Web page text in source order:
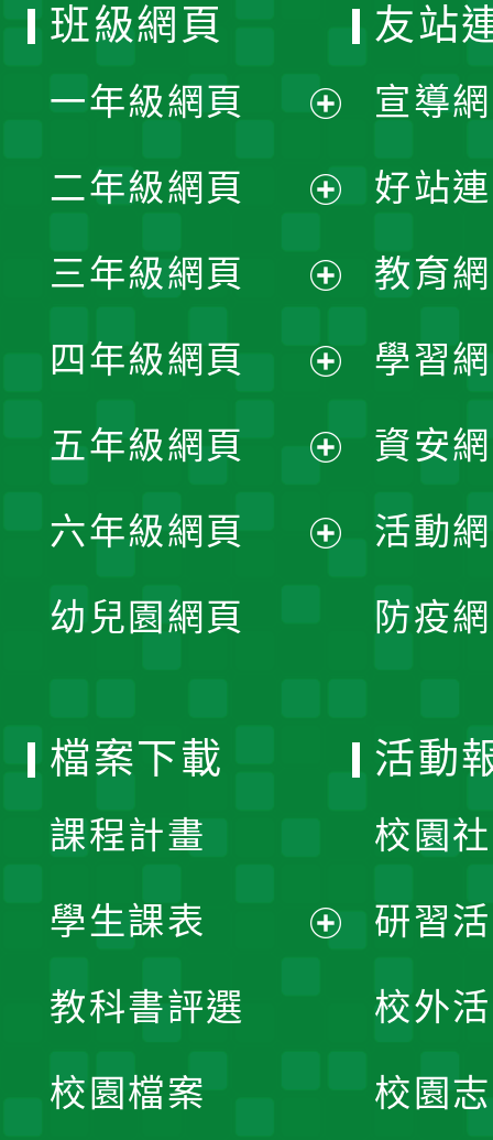
班級網頁
一年級網頁
開
選
單
二年級網頁
開
選
單
三年級網頁
開
選
單
四年級網頁
開
選
五年級網頁
開
六年級網頁
幼兒園網頁
友站
宣導
好站
教育
學習
資安
活動
防疫
檔案下載
課程計畫
學生課表
教科書評選
校園檔案
活動
校園
研習
校外
校園